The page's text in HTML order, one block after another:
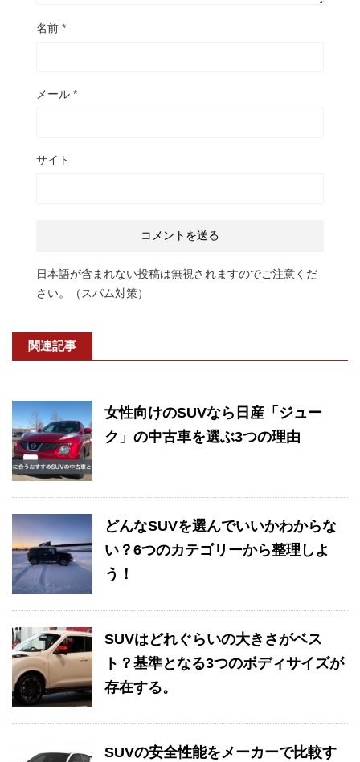
名前 *
メール *
サイト
日本語が含まれない投稿は無視されますのでご注意くだ
さい。（スパム対策）
関連記事
女性向けのSUVなら日産「ジュー
ク」の中古車を選ぶ3つの理由
どんなSUVを選んでいいかわからな
い？6つのカテゴリーから整理しよ
う！
SUVはどれぐらいの大きさがベス
ト？基準となる3つのボディサイズが
存在する。
SUVの安全性能をメーカーで比較す